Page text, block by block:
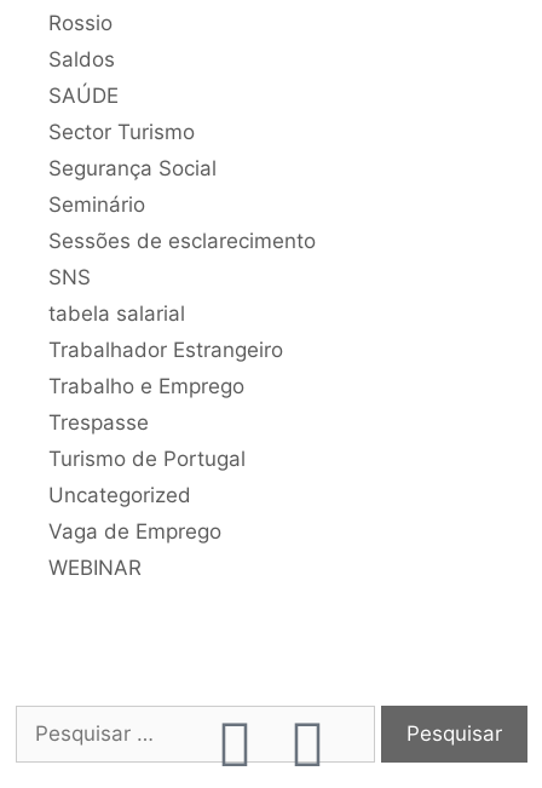
Rossio
Saldos
SAÚDE
Sector Turismo
Segurança Social
Seminário
Sessões de esclarecimento
SNS
tabela salarial
Trabalhador Estrangeiro
Trabalho e Emprego
Trespasse
Turismo de Portugal
Uncategorized
Vaga de Emprego
WEBINAR